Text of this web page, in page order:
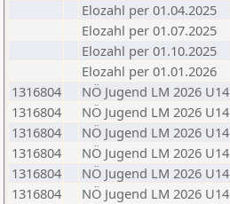
Elozahl per 01.04.2025
Elozahl per 01.07.2025
Elozahl per 01.10.2025
Elozahl per 01.01.2026
1316804
NÖ Jugend LM 2026 U14
1316804
NÖ Jugend LM 2026 U14
1316804
NÖ Jugend LM 2026 U14
1316804
NÖ Jugend LM 2026 U14
1316804
NÖ Jugend LM 2026 U14
1316804
NÖ Jugend LM 2026 U14